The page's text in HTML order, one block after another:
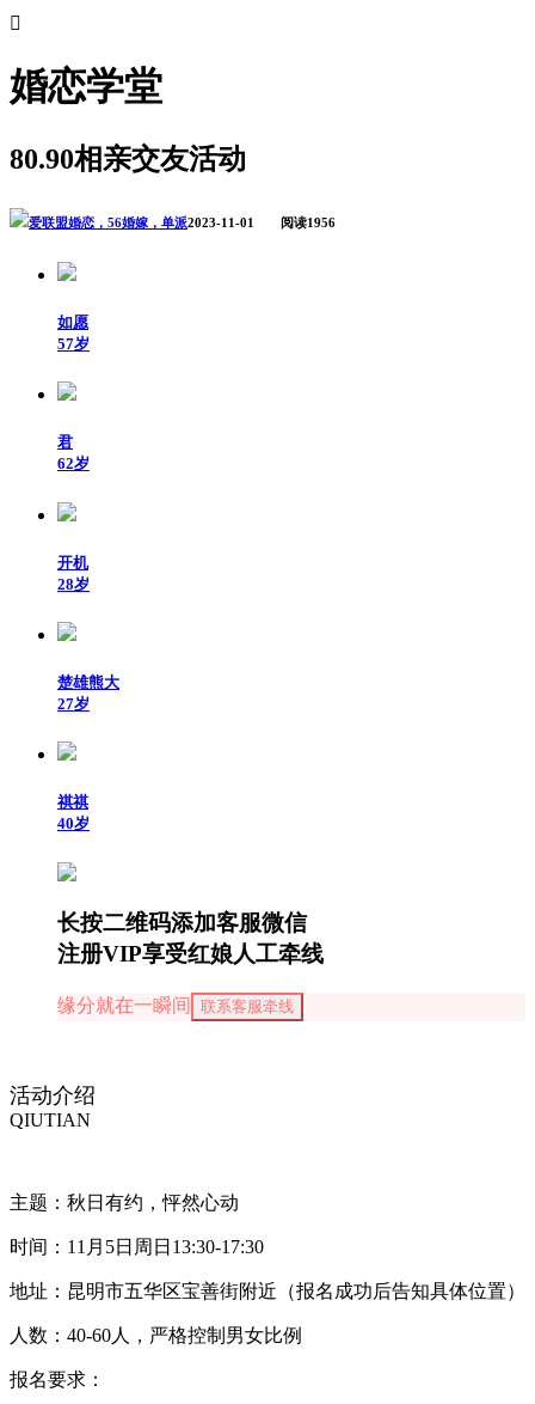

婚恋学堂
80.90相亲交友活动
爱联盟婚恋，56婚嫁，单派2023-11-01 阅读1956
如愿
57岁
君
62岁
开机
28岁
楚雄熊大
27岁
祺祺
40岁
长按二维码添加客服微信
注册VIP享受红娘人工牵线
缘分就在一瞬间 联系客服牵线
活动介绍
QIUTIAN
主题：秋日有约，怦然心动
时间：11月5日周日13:30-17:30
地址：昆明市五华区宝善街附近 （报名成功后告知具体位置）
人数：40-60人，严格控制男女比例
报名要求：